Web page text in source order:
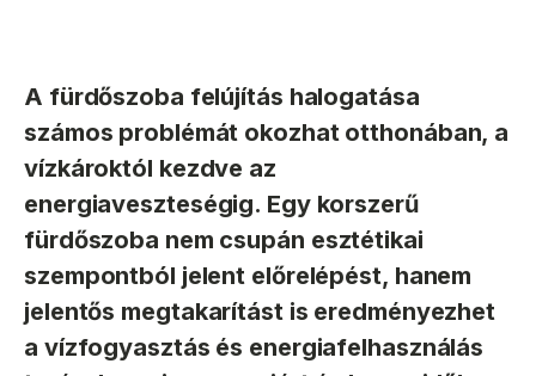
A fürdőszoba felújítás halogatása
számos problémát okozhat otthonában, a
vízkároktól kezdve az
energiaveszteségig. Egy korszerű
fürdőszoba nem csupán esztétikai
szempontból jelent előrelépést, hanem
jelentős megtakarítást is eredményezhet
a vízfogyasztás és energiafelhasználás